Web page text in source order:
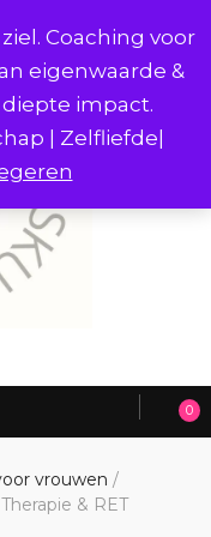
Coaching voor
eigenwaarde &
impact.
| Zelfliefde|
0
vrouwen /
& RET